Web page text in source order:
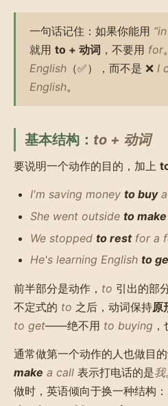
一句话记住：如果你能用
就用 to + 动词 ，不要用 for。
English （✅），而不是 ❌ I
English。
基本结构： to + 动词
要说明一个动作的目的，加上
I'm saving money to buya
She went outside to make
We stopped to restfor a
He's learning English to
前半部分是动作， to 引出的部
不定式的 to 之后，动词保持原
to get——绝不用 to buying
通常做第一个动作的人也做目的
make a call 表示打电话的是我
做时，英语倾向于换一种结构：